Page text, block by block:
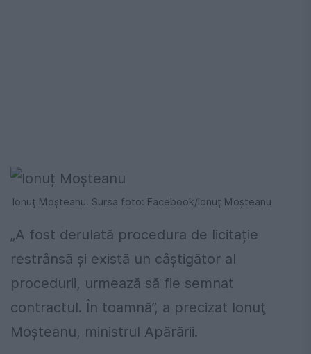
Ionuț Moșteanu. Sursa foto: Facebook/Ionuț Moșteanu
„A fost derulată procedura de licitație
restrânsă și există un câștigător al
procedurii, urmează să fie semnat
contractul. În toamnă”, a precizat Ionuţ
Moşteanu, ministrul Apărării.